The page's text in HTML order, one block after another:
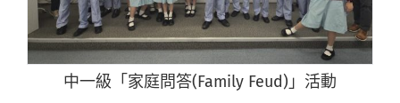
中一級「家庭問答(Family Feud)」活動